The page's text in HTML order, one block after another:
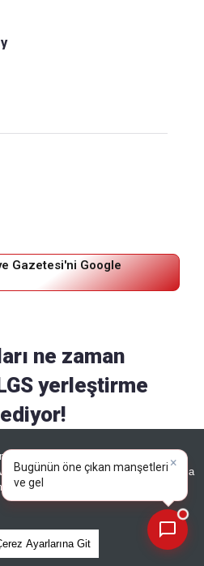
adına sitemizde
KVKK ve GDPR kapsamında
içinAydınlatma Metnimizi
Ayarlarına Git
Gazetesi'ni Google
ne zaman
yerleştirme
|Güncelleme:09 Ağustos, 2026 -
13:01
×
Bugünün öne çıkan manşetleri
ve gelişmeleri neler?